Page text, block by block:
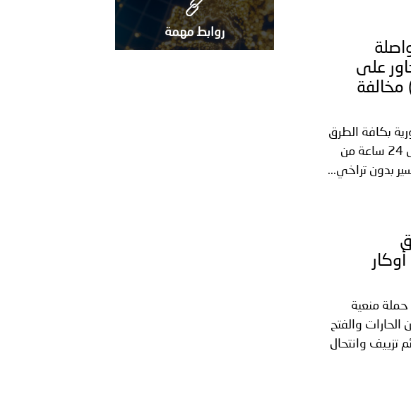
ساعة مواصلة
على
مستوى الجمهورية وضبط (۱۰۱٤٦۹) مخالفة
بكافة الطرق
والمحـاور على مستوى الجمهورية .. وتتمكن خلال 24 ساعة من
أوكار
حملة منعية
والفتح
متهم في جرائم تزييف وانتحال
روابط مهمة